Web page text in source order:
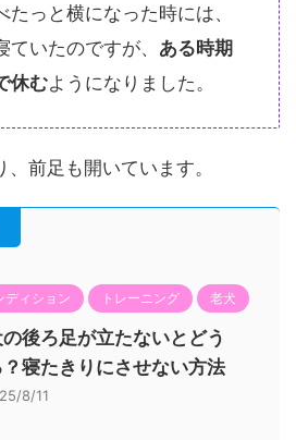
たっと横になった時には、
いたのですが、 ある時期
休むようになりました。
前足も開いています。
ディション トレーニング 老犬
後ろ足が立たないとどう
寝たきりにさせない方法
8/11